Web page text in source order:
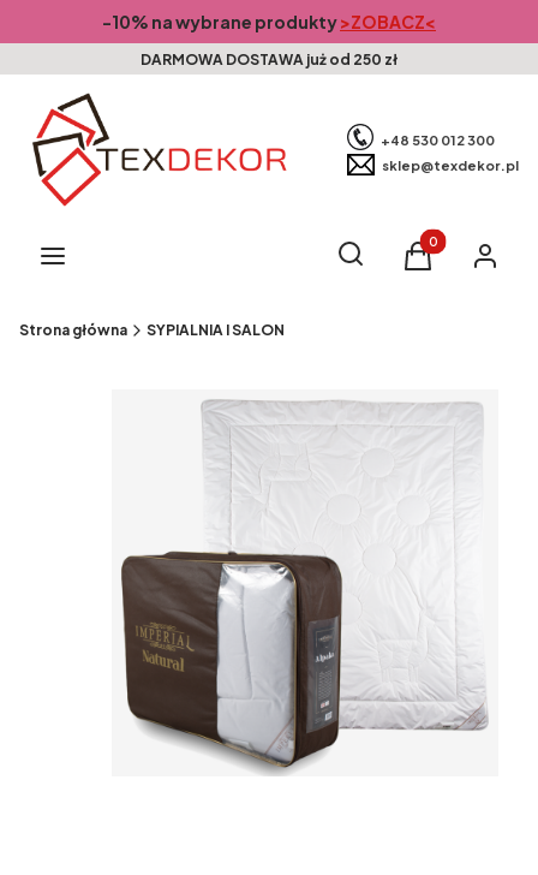
-10% na wybrane produkty>ZOBACZ<
DARMOWA DOSTAWA już od 250 zł
+48 530 012 300
sklep@texdekor.pl
Menu Otwórz wyszukiwarkę
Szukaj Produkty w
Koszyk Zaloguj
Strona główna SYPIALNIA I SALON